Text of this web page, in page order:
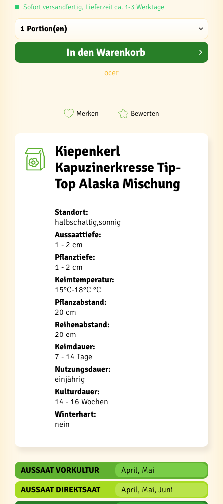
Sofort versandfertig, Lieferzeit ca. 1-3 Werktage
In den Warenkorb
oder
Merken Bewerten
Kiepenkerl
Kapuzinerkresse Tip-
Top Alaska Mischung
Standort:
halbschattig,sonnig
Aussaattiefe:
1 - 2 cm
Pflanztiefe:
1 - 2 cm
Keimtemperatur:
15°C-18°C °C
Pflanzabstand:
20 cm
Reihenabstand:
20 cm
Keimdauer:
7 - 14 Tage
Nutzungsdauer:
einjährig
Kulturdauer:
14 - 16 Wochen
Winterhart:
nein
AUSSAAT VORKULTUR
April, Mai
AUSSAAT DIREKTSAAT
April, Mai, Juni